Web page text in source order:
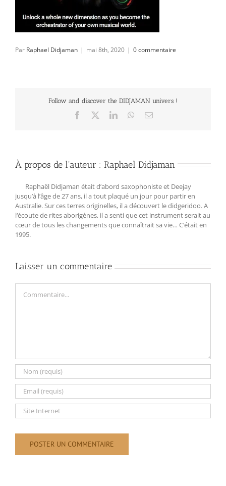
Par Raphael Didjaman | mai 8th, 2020 | 0 commentaire
Follow and discover the DIDJAMAN univers !
Facebook LinkedInWhatsApp
Email
À propos de l'auteur : Raphael Didjaman
Raphaël Didjaman était d’abord saxophoniste et Deejay
jusqu’à l’âge de 27 ans, il a tout plaqué un jour pour partir en
Australie. Sur ces terres originelles, il a découvert le didgeridoo. A
l‘écoute de rites aborigènes, il a senti que cet instrument serait au
cœur de tous les changements que connaîtrait sa vie… C‘était en
1995.
Laisser un commentaire